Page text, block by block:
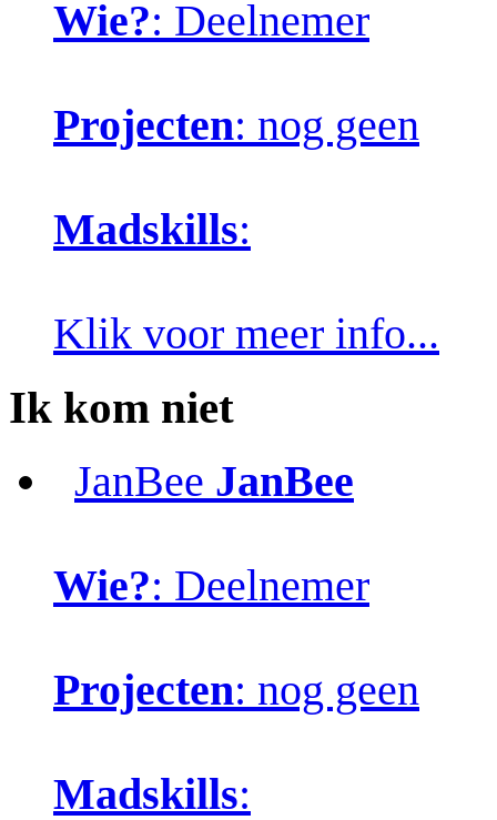
Wie?: Deelnemer
Projecten: nog geen
Madskills:
Klik voor meer info...
Ik kom niet
JanBee JanBee
Wie?: Deelnemer
Projecten: nog geen
Madskills: